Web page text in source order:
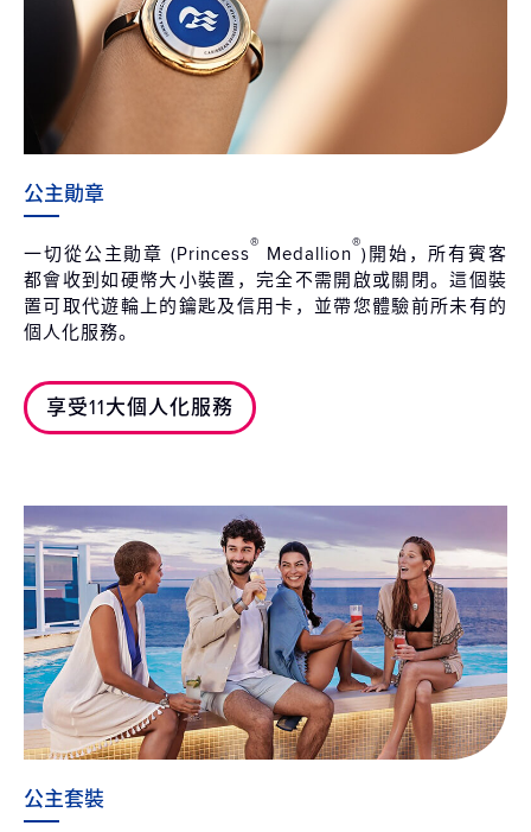
公主勛章
一切從公主勛章 (Princess® Medallion®)開始，所有賓客
都會收到如硬幣大小裝置，完全不需開啟或關閉。這個裝
置可取代遊輪上的鑰匙及信用卡，並帶您體驗前所未有的
個人化服務。
享受11大個人化服務
公主套裝